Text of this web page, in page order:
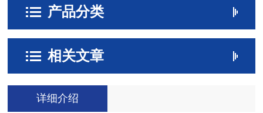
产品分类
相关文章
详细介绍